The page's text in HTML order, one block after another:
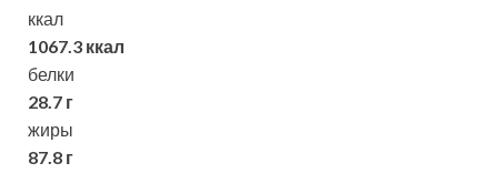
ккал
1067.3 ккал
белки
28.7 г
жиры
87.8 г